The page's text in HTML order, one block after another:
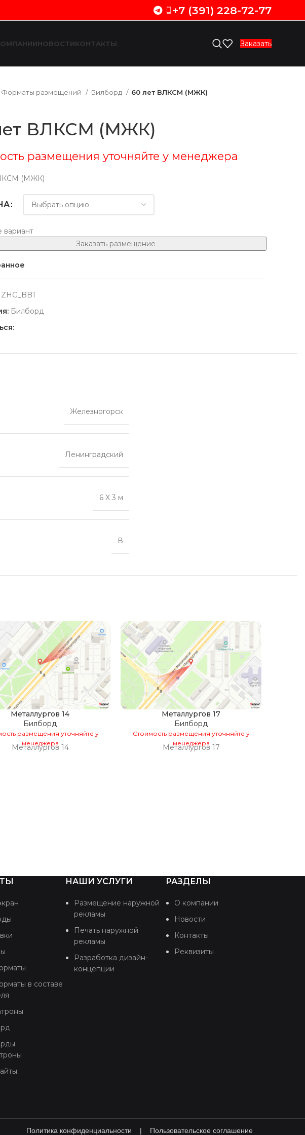
+7 (391) 228-72-77
НОВОСТИКОНТАКТЫ Заказать
Форматы размещений Билборд 60 лет ВЛКСМ (МЖК)
ВЛКСМ (МЖК)
размещения уточняйте у менеджера
(МЖК)
вариант
Заказать размещение
ZHG_BB1
Билборд
Железногорск
Ленинградский
6 X 3 м
В
Металлургов 14
Билборд
размещения уточняйте у
менеджера
Металлургов 14
Металлургов 17
Билборд
Стоимость размещения уточняйте у
менеджера
Металлургов 17
в составе
НАШИ УСЛУГИ
Размещение наружной
рекламы
Печать наружной
рекламы
Разработка дизайн-
концепции
РАЗДЕЛЫ
О компании
Новости
Контакты
Реквизиты
Политика конфиденциальности | Пользовательское соглашение